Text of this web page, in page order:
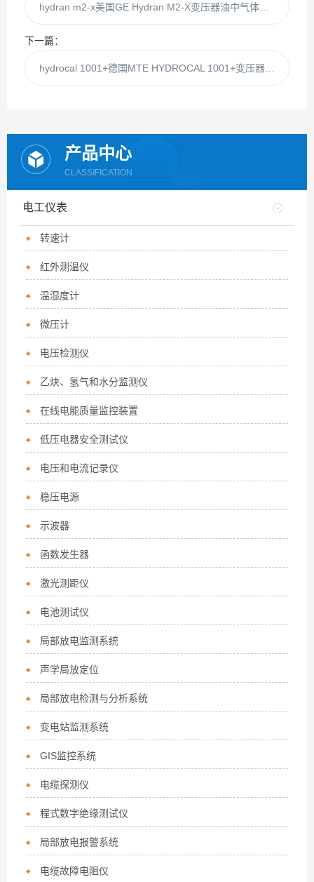
下一篇：
产品中心
CLASSIFICATION
电工仪表
转速计
红外测温仪
温湿度计
微压计
电压检测仪
乙炔、氢气和水分监测仪
在线电能质量监控装置
低压电器安全测试仪
电压和电流记录仪
稳压电源
示波器
函数发生器
激光测距仪
电池测试仪
局部放电监测系统
声学局放定位
局部放电检测与分析系统
变电站监测系统
GIS监控系统
电缆探测仪
程式数字绝缘测试仪
局部放电报警系统
电缆故障电阻仪